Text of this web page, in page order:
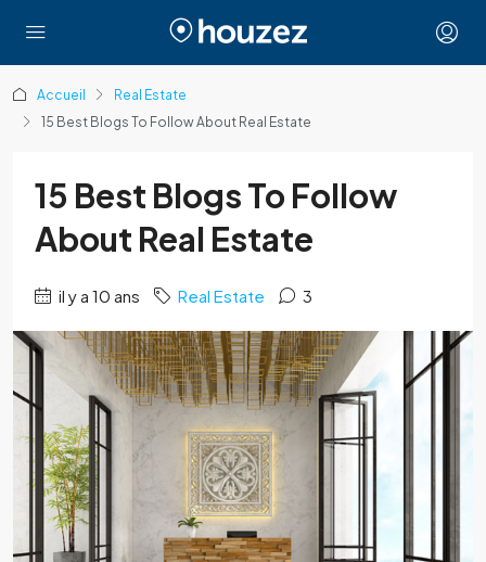
Accueil
Real Estate
15 Best Blogs To Follow About Real Estate
15 Best Blogs To Follow
About Real Estate
il y a 10 ans Real Estate 3